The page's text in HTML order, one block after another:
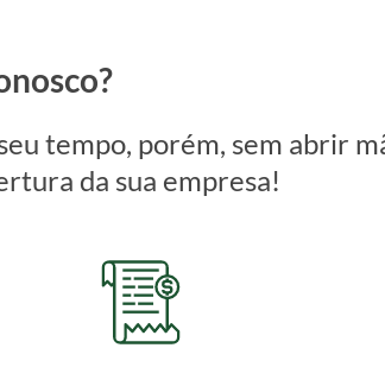
tempo, porém, sem abrir
da sua empresa!